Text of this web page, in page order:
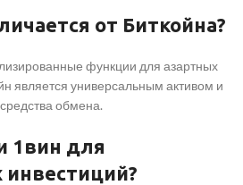
от Биткойна?
функции для азартных
является универсальным активом и
обмена.
1вин для